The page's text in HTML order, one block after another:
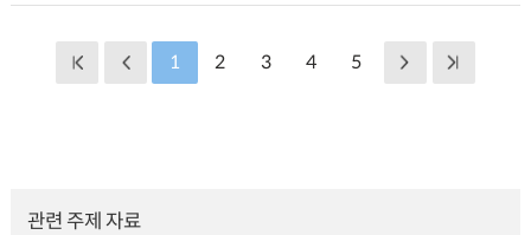
1 2 3 4 5
관련 주제 자료